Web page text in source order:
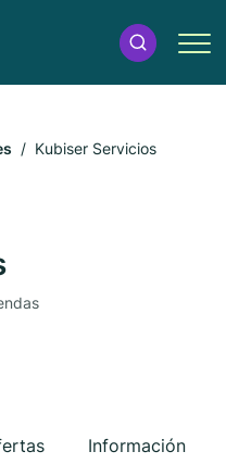
Kubiser Servicios
Información